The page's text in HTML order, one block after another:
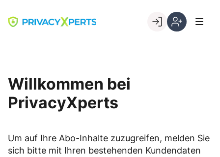
content
Go to landing page.
Willkommen bei
PrivacyXperts
Um auf Ihre Abo-Inhalte zuzugreifen, melden Sie
sich bitte mit Ihren bestehenden Kundendaten